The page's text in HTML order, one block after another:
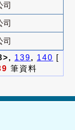
司
司
司
139, 140 [
筆資料